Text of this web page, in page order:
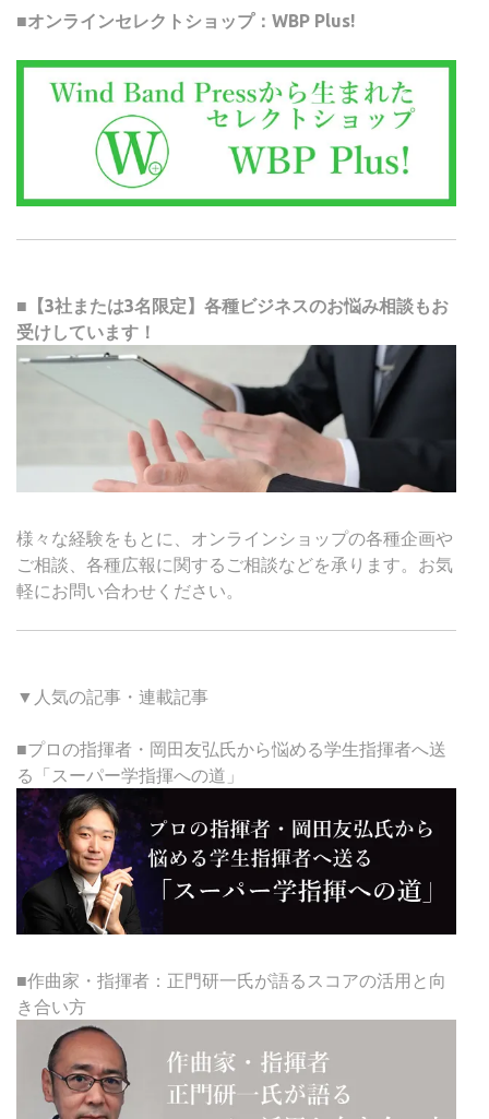
■オンラインセレクトショップ：WBP Plus!
■【3社または3名限定】各種ビジネスのお悩み相談もお
受けしています！
様々な経験をもとに、オンラインショップの各種企画や
ご相談、各種広報に関するご相談などを承ります。お気
軽にお問い合わせください。
▼人気の記事・連載記事
■プロの指揮者・岡田友弘氏から悩める学生指揮者へ送
る「スーパー学指揮への道」
■作曲家・指揮者：正門研一氏が語るスコアの活用と向
き合い方